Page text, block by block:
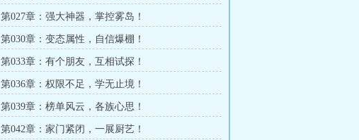
第027章：强大神器，掌控雾岛！
第030章：变态属性，自信爆棚！
第033章：有个朋友，互相试探！
第036章：权限不足，学无止境！
第039章：榜单风云，各族心思！
第042章：家门紧闭，一展厨艺！